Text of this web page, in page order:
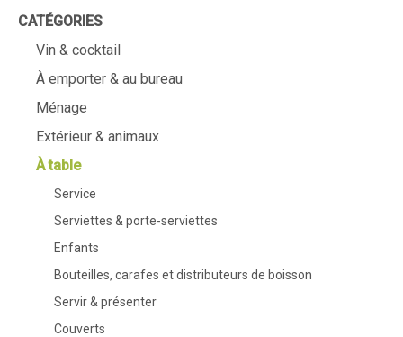
CATÉGORIES
Vin & cocktail
À emporter & au bureau
Ménage
Extérieur & animaux
À table
Service
Serviettes & porte-serviettes
Enfants
Bouteilles, carafes et distributeurs de boisson
Servir & présenter
Couverts